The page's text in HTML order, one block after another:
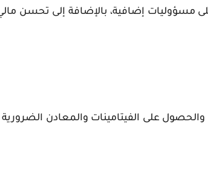
مسؤوليات إضافية، بالإضافة إلى تحسن
والحصول على الفيتامينات والمعادن